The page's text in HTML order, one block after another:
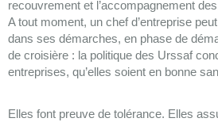
recouvrement et l’accompagnement
A tout moment, un chef d’entreprise
dans ses démarches, en phase de
de croisière : la politique des Urssaf
entreprises, qu’elles soient en bonne
Elles font preuve de tolérance. Elles